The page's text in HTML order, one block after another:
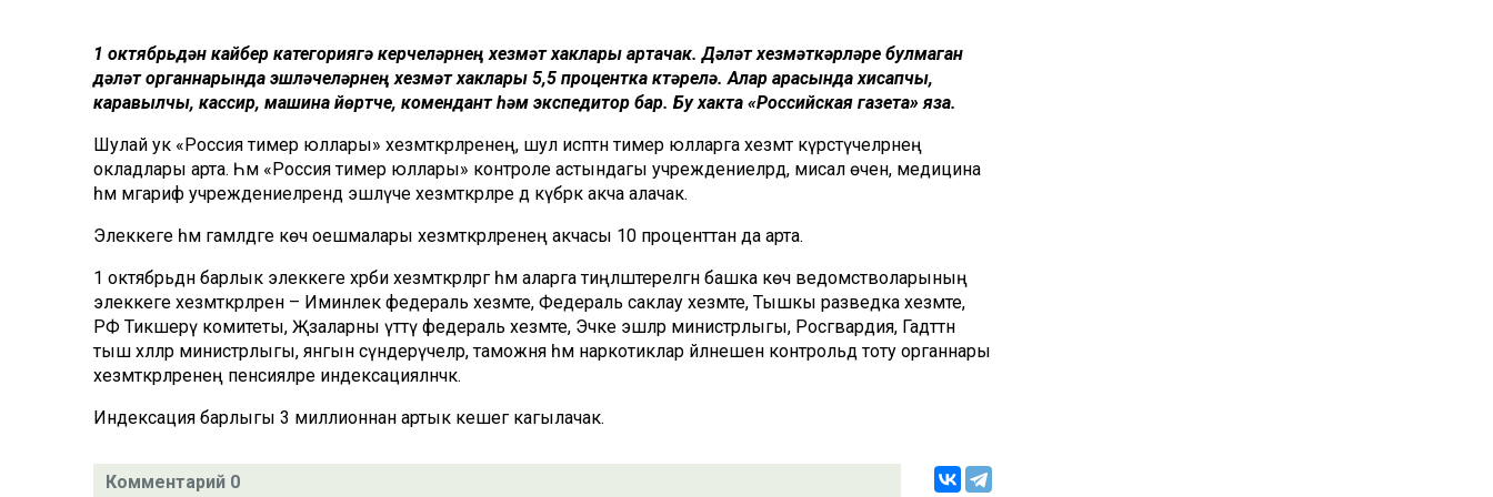
1 октябрьдән кайбер категориягә керүчеләрнең хезмәт хаклары артачак. Дәүләт хезмәткәрләре булмаган
дәүләт органнарында эшләүчеләрнең хезмәт хаклары 5,5 процентка күтәрелә. Алар арасында хисапчы,
каравылчы, кассир, машина йөртүче, комендант һәм экспедитор бар. Бу хакта «Российская газета» яза.
Шулай ук «Россия тимер юллары» хезмәткәрләренең, шул исәптән тимер юлларга хезмәт күрсәтүчеләрнең
окладлары арта. Һәм «Россия тимер юллары» контроле астындагы учреждениеләрдә, мисал өчен, медицина
һәм мәгариф учреждениеләрендә эшләүче хезмәткәрләре дә күбрәк акча алачак.
Элеккеге һәм гамәлдәге көч оешмалары хезмәткәрләренең акчасы 10 проценттан да арта.
1 октябрьдән барлык элеккеге хәрби хезмәткәрләргә һәм аларга тиңләштерелгән башка көч ведомстволарының
элеккеге хезмәткәрләренә – Иминлек федераль хезмәте, Федераль саклау хезмәте, Тышкы разведка хезмәте,
РФ Тикшерү комитеты, Җәзаларны үтәтү федераль хезмәте, Эчке эшләр министрлыгы, Росгвардия, Гадәттән
тыш хәлләр министрлыгы, янгын сүндерүчеләр, таможня һәм наркотиклар әйләнешен контрольдә тоту органнары
хезмәткәрләренең пенсияләре индексацияләнәчәк.
Индексация барлыгы 3 миллионнан артык кешегә кагылачак.
Комментарий 0